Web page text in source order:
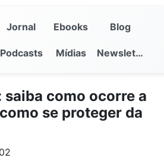
Jornal Ebooks Blog
Podcasts Mídias Newsletter
como ocorre a
se proteger da